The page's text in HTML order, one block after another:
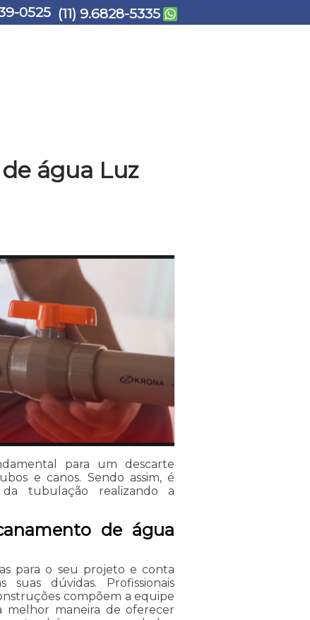
0525 (11) 9.6828-5335
água Luz
para um descarte
e canos. Sendo assim, é
tubulação realizando a
de água
para o seu projeto e conta
dúvidas. Profissionais
compõem a equipe
maneira de oferecer